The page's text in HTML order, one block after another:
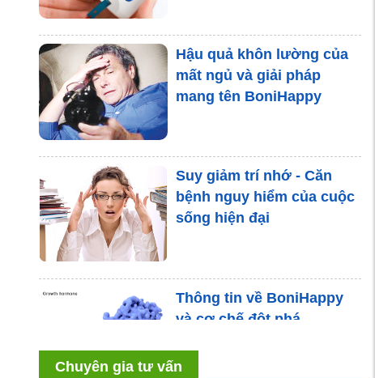
Hậu quả khôn lường của
mất ngủ và giải pháp
mang tên BoniHappy
Suy giảm trí nhớ - Căn
bệnh nguy hiểm của cuộc
sống hiện đại
Thông tin về BoniHappy
và cơ chế đột phá
Chuyên gia tư vấn